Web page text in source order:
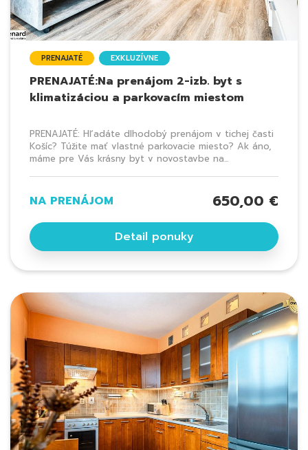
PRENAJATÉ EXKLUZÍVNE
PRENAJATÉ:Na prenájom 2-izb. byt s
klimatizáciou a parkovacím miestom
PRENAJATÉ: Hľadáte dlhodobý prenájom v tichej časti
Košíc? Túžite mať vlastné parkovacie miesto? Ak áno,
máme pre Vás krásny byt v novostavbe na...
NA PRENÁJOM 650,00 €
Detail ponuky